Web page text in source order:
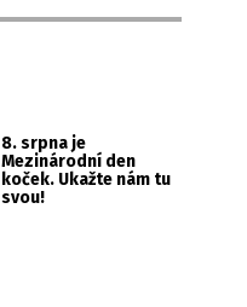
8. srpna je
Mezinárodní den
koček. Ukažte nám tu
svou!